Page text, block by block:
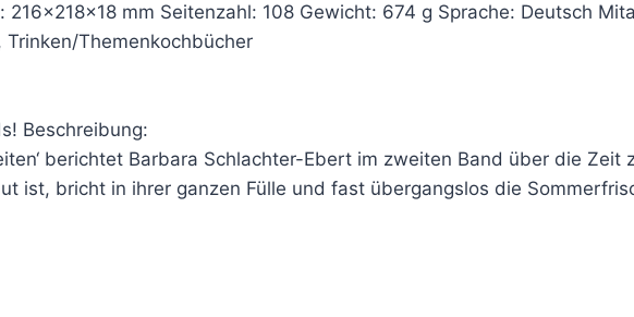
216x218x18 mm Seitenzahl: 108 Gewicht: 674 g Sprache: Deutsch
Trinken/Themenkochbücher
Beschreibung:
berichtet Barbara Schlachter-Ebert im zweiten Band über die Zeit
ist, bricht in ihrer ganzen Fülle und fast übergangslos die